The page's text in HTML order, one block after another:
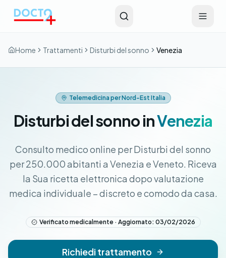
Home Trattamenti Disturbi del sonno Venezia
Telemedicina per Nord-Est Italia
Disturbi del sonno inVenezia
Consulto medico online per Disturbi del sonno
per 250.000 abitanti a Venezia e Veneto. Riceva
la Sua ricetta elettronica dopo valutazione
medica individuale – discreto e comodo da casa.
Verificato medicalmente · Aggiornato: 03/02/2026
Richiedi trattamento